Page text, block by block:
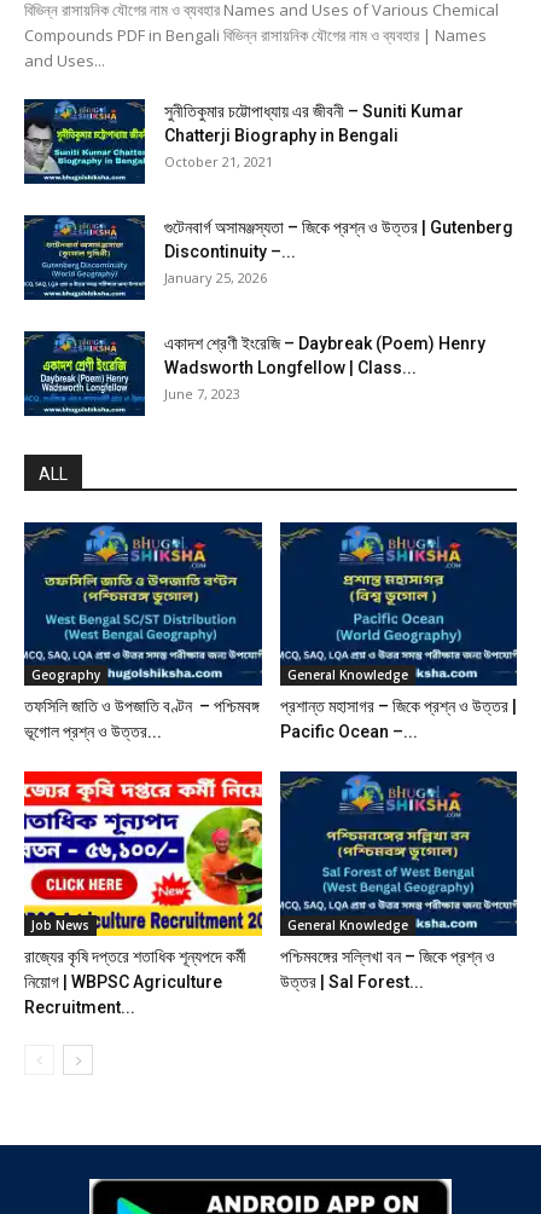
বিভিন্ন রাসায়নিক যৌগের নাম ও ব্যবহার Names and Uses of Various Chemical
Compounds PDF in Bengali বিভিন্ন রাসায়নিক যৌগের নাম ও ব্যবহার | Names
and Uses...
সুনীতিকুমার চট্টোপাধ্যায় এর জীবনী – Suniti Kumar
Chatterji Biography in Bengali
October 21, 2021
গুটেনবার্গ অসামঞ্জস্যতা – জিকে প্রশ্ন ও উত্তর | Gutenberg
Discontinuity –...
January 25, 2026
একাদশ শ্রেণী ইংরেজি – Daybreak (Poem) Henry
Wadsworth Longfellow | Class...
June 7, 2023
ALL
Geography
তফসিলি জাতি ও উপজাতি বণ্টন – পশ্চিমবঙ্গ
ভূগোল প্রশ্ন ও উত্তর...
General Knowledge
প্রশান্ত মহাসাগর – জিকে প্রশ্ন ও উত্তর |
Pacific Ocean –...
Job News
রাজ্যের কৃষি দপ্তরে শতাধিক শূন্যপদে কর্মী
নিয়োগ | WBPSC Agriculture
Recruitment...
General Knowledge
পশ্চিমবঙ্গের সল্লিখা বন – জিকে প্রশ্ন ও
উত্তর | Sal Forest...